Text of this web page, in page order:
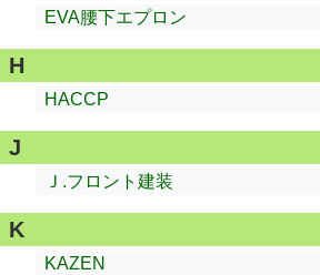
EVA腰下エプロン
H
HACCP
J
Ｊ.フロント建装
K
KAZEN